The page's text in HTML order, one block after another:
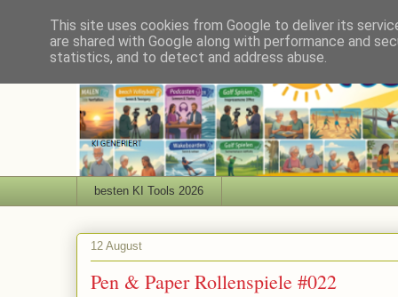
besten KI Tools 2026
12 August
Pen & Paper Rollenspiele #022
This site uses cookies from Google to deliver its
are shared with Google along with performance and
statistics, and to detect and address abuse.